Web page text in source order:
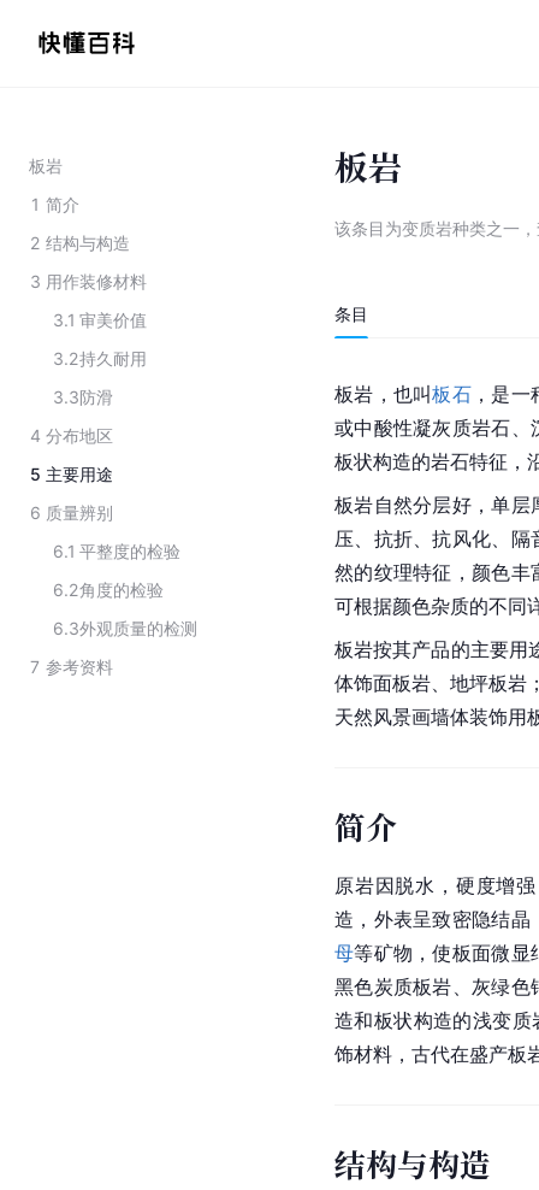
板岩
1 简介
2 结构与构造
3 用作装修材料
3.1 审美价值
3.2持久耐用
3.3防滑
4 分布地区
5 主要用途
6 质量辨别
6.1 平整度的检验
6.2角度的检验
6.3外观质量的检测
7 参考资料
板岩
该条目为变质岩种类之一 ，
条目
板岩，也叫板石 ，是一
或中酸性凝灰质岩石、
板状构造的岩石特征，
板岩自然分层好，单层
压、抗折、抗风化、
然的纹理特征，颜色丰
可根据颜色杂质的不同
板岩按其产品的主要用
体饰面板岩、地坪板岩
天然风景画墙体装饰用
简介
原岩因脱水，硬度增
造，外表呈致密隐结
母等矿物，使板面微显
黑色炭质板岩、灰绿色
造和板状构造的浅变质
饰材料 ，古代在盛产板
结构与构造